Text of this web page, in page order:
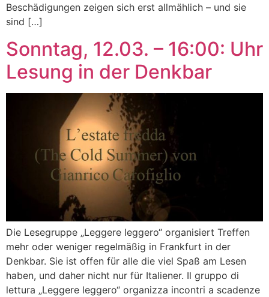
Beschädigungen zeigen sich erst allmählich – und sie
sind […]
Sonntag, 12.03. – 16:00: Uhr
Lesung in der Denkbar
Die Lesegruppe „Leggere leggero“ organisiert Treffen
mehr oder weniger regelmäßig in Frankfurt in der
Denkbar. Sie ist offen für alle die viel Spaß am Lesen
haben, und daher nicht nur für Italiener. Il gruppo di
lettura „Leggere leggero“ organizza incontri a scadenze